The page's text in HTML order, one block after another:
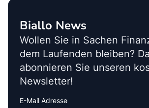
Biallo News
Wollen Sie in Sachen
dem Laufenden bleiben?
abonnieren Sie unseren
Newsletter!
E-Mail Adresse
Interests
Amount